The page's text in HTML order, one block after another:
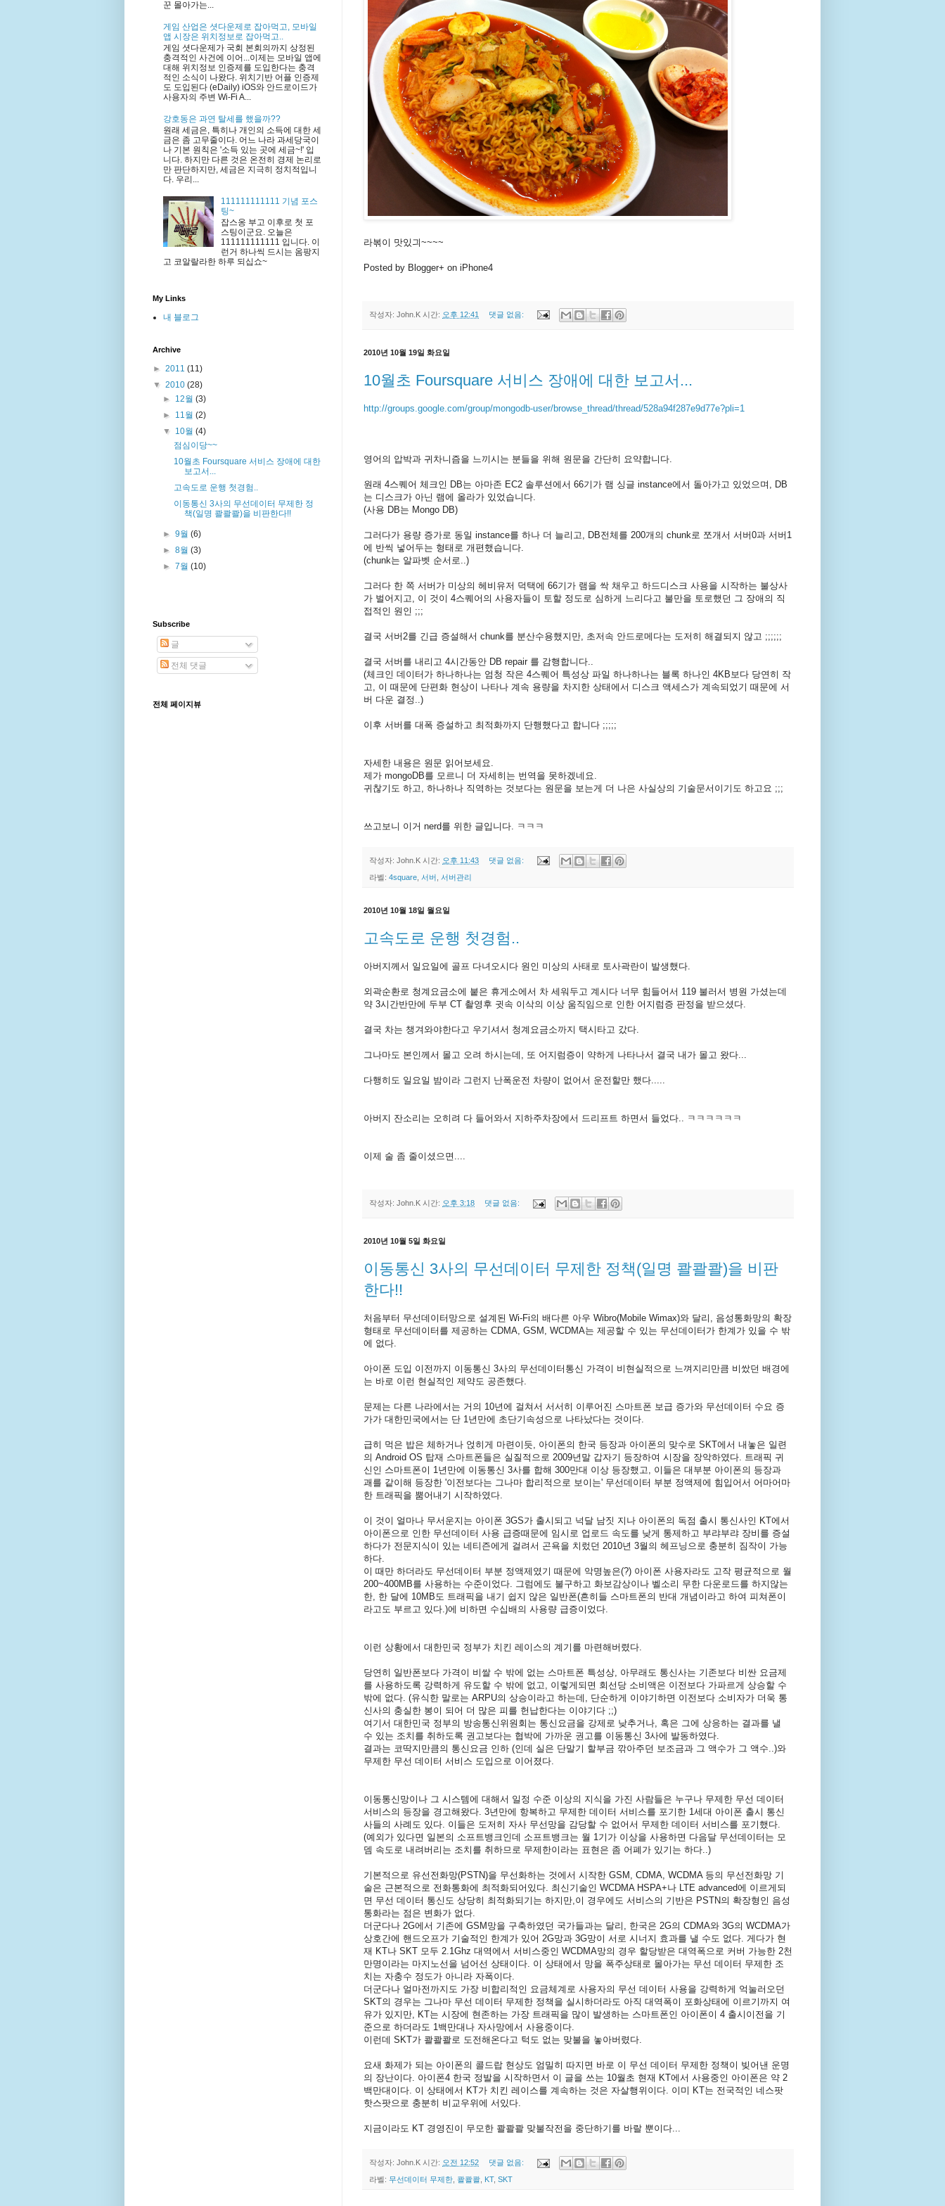
라볶이 맛있긔~~~~
Posted by Blogger+ on iPhone4
작성자: John.K 시간: 오후 12:41 댓글 없음:
2010년 10월 19일 화요일
10월초 Foursquare 서비스 장애에 대한 보고서...
http://groups.google.com/group/mongodb-user/browse_thread/thread/528a94f287e9d77e?pli=1
영어의 압박과 귀차니즘을 느끼시는 분들을 위해 원문을 간단히 요약합니다.
원래 4스퀘어 체크인 DB는 아마존 EC2 솔루션에서 66기가 램 싱글 instance에서 돌아가고 있었으며, DB
는 디스크가 아닌 램에 올라가 있었습니다.
(사용 DB는 Mongo DB)
그러다가 용량 증가로 동일 instance를 하나 더 늘리고, DB전체를 200개의 chunk로 쪼개서 서버0과 서버1
에 반씩 넣어두는 형태로 개편했습니다.
(chunk는 알파벳 순서로..)
그러다 한 쪽 서버가 미상의 헤비유저 덕택에 66기가 램을 싹 채우고 하드디스크 사용을 시작하는 불상사
가 벌어지고, 이 것이 4스퀘어의 사용자들이 토할 정도로 심하게 느리다고 불만을 토로했던 그 장애의 직
접적인 원인 ;;;
결국 서버2를 긴급 증설해서 chunk를 분산수용했지만, 초저속 안드로메다는 도저히 해결되지 않고 ;;;;;;
결국 서버를 내리고 4시간동안 DB repair 를 감행합니다..
(체크인 데이터가 하나하나는 엄청 작은 4스퀘어 특성상 파일 하나하나는 블록 하나인 4KB보다 당연히 작
고, 이 때문에 단편화 현상이 나타나 계속 용량을 차지한 상태에서 디스크 액세스가 계속되었기 때문에 서
버 다운 결정..)
이후 서버를 대폭 증설하고 최적화까지 단행했다고 합니다 ;;;;;
자세한 내용은 원문 읽어보세요.
제가 mongoDB를 모르니 더 자세히는 번역을 못하겠네요.
귀찮기도 하고, 하나하나 직역하는 것보다는 원문을 보는게 더 나은 사실상의 기술문서이기도 하고요 ;;;
쓰고보니 이거 nerd를 위한 글입니다. ㅋㅋㅋ
작성자: John.K 시간: 오후 11:43 댓글 없음:
라벨: 4square 서버 서버관리
2010년 10월 18일 월요일
고속도로 운행 첫경험..
아버지께서 일요일에 골프 다녀오시다 원인 미상의 사태로 토사곽란이 발생했다.
외곽순환로 청계요금소에 붙은 휴게소에서 차 세워두고 계시다 너무 힘들어서 119 불러서 병원 가셨는데
약 3시간반만에 두부 CT 촬영후 귓속 이삭의 이상 움직임으로 인한 어지럼증 판정을 받으셨다.
결국 차는 챙겨와야한다고 우기셔서 청계요금소까지 택시타고 갔다.
그나마도 본인께서 몰고 오려 하시는데, 또 어지럼증이 약하게 나타나서 결국 내가 몰고 왔다...
다행히도 일요일 밤이라 그런지 난폭운전 차량이 없어서 운전할만 했다.....
아버지 잔소리는 오히려 다 들어와서 지하주차장에서 드리프트 하면서 들었다.. ㅋㅋㅋㅋㅋㅋ
이제 술 좀 줄이셨으면....
작성자: John.K 시간: 오후 3:18 댓글 없음:
2010년 10월 5일 화요일
이동통신 3사의 무선데이터 무제한 정책(일명 콸콸콸)을 비판
한다!!
처음부터 무선데이터망으로 설계된 Wi-Fi의 배다른 아우 Wibro(Mobile Wimax)와 달리, 음성통화망의 확장
형태로 무선데이터를 제공하는 CDMA, GSM, WCDMA는 제공할 수 있는 무선데이터가 한계가 있을 수 밖
에 없다.
아이폰 도입 이전까지 이동통신 3사의 무선데이터통신 가격이 비현실적으로 느껴지리만큼 비쌌던 배경에
는 바로 이런 현실적인 제약도 공존했다.
문제는 다른 나라에서는 거의 10년에 걸쳐서 서서히 이루어진 스마트폰 보급 증가와 무선데이터 수요 증
가가 대한민국에서는 단 1년만에 초단기속성으로 나타났다는 것이다.
급히 먹은 밥은 체하거나 얹히게 마련이듯, 아이폰의 한국 등장과 아이폰의 맞수로 SKT에서 내놓은 일련
의 Android OS 탑재 스마트폰들은 실질적으로 2009년말 갑자기 등장하여 시장을 장악하였다. 트래픽 귀
신인 스마트폰이 1년만에 이동통신 3사를 합해 300만대 이상 등장했고, 이들은 대부분 아이폰의 등장과
괘를 같이해 등장한 '이전보다는 그나마 합리적으로 보이는' 무선데이터 부분 정액제에 힘입어서 어마어마
한 트래픽을 뿜어내기 시작하였다.
이 것이 얼마나 무서운지는 아이폰 3GS가 출시되고 넉달 남짓 지나 아이폰의 독점 출시 통신사인 KT에서
아이폰으로 인한 무선데이터 사용 급증때문에 임시로 업로드 속도를 낮게 통제하고 부랴부랴 장비를 증설
하다가 전문지식이 있는 네티즌에게 걸려서 곤욕을 치렀던 2010년 3월의 헤프닝으로 충분히 짐작이 가능
하다.
이 때만 하더라도 무선데이터 부분 정액제였기 때문에 악명높은(?) 아이폰 사용자라도 고작 평균적으로 월
200~400MB를 사용하는 수준이었다. 그럼에도 불구하고 화보감상이나 벨소리 무한 다운로드를 하지않는
한, 한 달에 10MB도 트래픽을 내기 쉽지 않은 일반폰(흔히들 스마트폰의 반대 개념이라고 하여 피쳐폰이
라고도 부르고 있다.)에 비하면 수십배의 사용량 급증이었다.
이런 상황에서 대한민국 정부가 치킨 레이스의 계기를 마련해버렸다.
당연히 일반폰보다 가격이 비쌀 수 밖에 없는 스마트폰 특성상, 아무래도 통신사는 기존보다 비싼 요금제
를 사용하도록 강력하게 유도할 수 밖에 없고, 이렇게되면 회선당 소비액은 이전보다 가파르게 상승할 수
밖에 없다. (유식한 말로는 ARPU의 상승이라고 하는데, 단순하게 이야기하면 이전보다 소비자가 더욱 통
신사의 충실한 봉이 되어 더 많은 피를 헌납한다는 이야기다 ;;)
여기서 대한민국 정부의 방송통신위원회는 통신요금을 강제로 낮추거나, 혹은 그에 상응하는 결과를 낼
수 있는 조치를 취하도록 권고보다는 협박에 가까운 권고를 이동통신 3사에 발동하였다.
결과는 코딱지만큼의 통신요금 인하 (인데 실은 단말기 할부금 깎아주던 보조금과 그 액수가 그 액수..)와
무제한 무선 데이터 서비스 도입으로 이어졌다.
이동통신망이나 그 시스템에 대해서 일정 수준 이상의 지식을 가진 사람들은 누구나 무제한 무선 데이터
서비스의 등장을 경고해왔다. 3년만에 항복하고 무제한 데이터 서비스를 포기한 1세대 아이폰 출시 통신
사들의 사례도 있다. 이들은 도저히 자사 무선망을 감당할 수 없어서 무제한 데이터 서비스를 포기했다.
(예외가 있다면 일본의 소프트뱅크인데 소프트뱅크는 월 1기가 이상을 사용하면 다음달 무선데이터는 모
뎀 속도로 내려버리는 조치를 취하므로 무제한이라는 표현은 좀 어폐가 있기는 하다..)
기본적으로 유선전화망(PSTN)을 무선화하는 것에서 시작한 GSM, CDMA, WCDMA 등의 무선전화망 기
술은 근본적으로 전화통화에 최적화되어있다. 최신기술인 WCDMA HSPA+나 LTE advanced에 이르게되
면 무선 데이터 통신도 상당히 최적화되기는 하지만,이 경우에도 서비스의 기반은 PSTN의 확장형인 음성
통화라는 점은 변화가 없다.
더군다나 2G에서 기존에 GSM망을 구축하였던 국가들과는 달리, 한국은 2G의 CDMA와 3G의 WCDMA가
상호간에 핸드오프가 기술적인 한계가 있어 2G망과 3G망이 서로 시너지 효과를 낼 수도 없다. 게다가 현
재 KT나 SKT 모두 2.1Ghz 대역에서 서비스중인 WCDMA망의 경우 할당받은 대역폭으로 커버 가능한 2천
만명이라는 마지노선을 넘어선 상태이다. 이 상태에서 망을 폭주상태로 몰아가는 무선 데이터 무제한 조
치는 자충수 정도가 아니라 자폭이다.
더군다나 얼마전까지도 가장 비합리적인 요금체계로 사용자의 무선 데이터 사용을 강력하게 억눌러오던
SKT의 경우는 그나마 무선 데이터 무제한 정책을 실시하더라도 아직 대역폭이 포화상태에 이르기까지 여
유가 있지만, KT는 시장에 현존하는 가장 트래픽을 많이 발생하는 스마트폰인 아이폰이 4 출시이전을 기
준으로 하더라도 1백만대나 자사망에서 사용중이다.
이런데 SKT가 콸콸콸로 도전해온다고 턱도 없는 맞불을 놓아버렸다.
요새 화제가 되는 아이폰의 콜드랍 현상도 엄밀히 따지면 바로 이 무선 데이터 무제한 정책이 빚어낸 운명
의 장난이다. 아이폰4 한국 정발을 시작하면서 이 글을 쓰는 10월초 현재 KT에서 사용중인 아이폰은 약 2
백만대이다. 이 상태에서 KT가 치킨 레이스를 계속하는 것은 자살행위이다. 이미 KT는 전국적인 네스팟
핫스팟으로 충분히 비교우위에 서있다.
지금이라도 KT 경영진이 무모한 콸콸콸 맞불작전을 중단하기를 바랄 뿐이다...
작성자: John.K 시간: 오전 12:52 댓글 없음:
라벨: 무선데이터 무제한 콸콸콸 KT, SKT
꾼 몰아가는...
게임 산업은 셧다운제로 잡아먹고, 모바일
앱 시장은 위치정보로 잡아먹고..
게임 셧다운제가 국회 본회의까지 상정된
충격적인 사건에 이어...이제는 모바일 앱에
대해 위치정보 인증제를 도입한다는 충격
적인 소식이 나왔다. 위치기반 어플 인증제
도 도입된다 (eDaily) iOS와 안드로이드가
사용자의 주변 Wi-Fi A...
강호동은 과연 탈세를 했을까??
원래 세금은, 특히나 개인의 소득에 대한 세
금은 좀 고무줄이다. 어느 나라 과세당국이
나 기본 원칙은 '소득 있는 곳에 세금~!' 입
니다. 하지만 다른 것은 온전히 경제 논리로
만 판단하지만, 세금은 지극히 정치적입니
다. 우리...
111111111111 기념 포스
팅~
잡스옹 부고 이후로 첫 포
스팅이군요. 오늘은
111111111111 입니다. 이
런거 하나씩 드시는 옴팡지
고 코알랄라한 하루 되십쇼~
My Links
내 블로그
Archive
► 2011 (11)
▼ 2010 (28)
► 12월(3)
► 11월(2)
▼ 10월(4)
점심이당~~
10월초 Foursquare 서비스 장애에 대한
보고서...
고속도로 운행 첫경험..
이동통신 3사의 무선데이터 무제한 정
책(일명 콸콸콸)을 비판한다!!
►9월(6)
►8월(3)
►7월(10)
Subscribe
글
전체 댓글
전체 페이지뷰